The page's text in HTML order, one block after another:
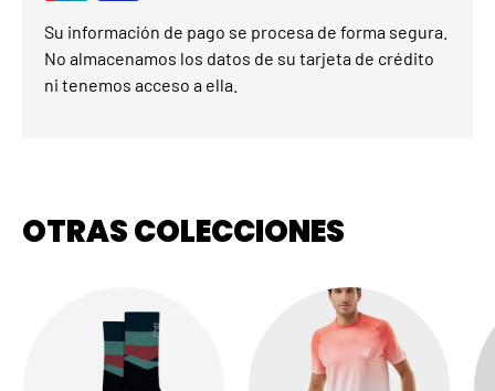
Su información de pago se procesa de forma segura.
No almacenamos los datos de su tarjeta de crédito
ni tenemos acceso a ella.
OTRAS COLECCIONES